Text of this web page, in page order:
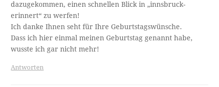
dazugekommen, einen schnellen Blick in „innsbruck-
erinnert“ zu werfen!
Ich danke Ihnen seht für Ihre Geburtstagswünsche.
Dass ich hier einmal meinen Geburtstag genannt habe,
wusste ich gar nicht mehr!
Antworten